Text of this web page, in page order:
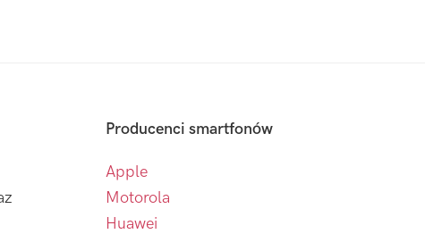
Producenci smartfonów
Apple
Motorola
Huawei